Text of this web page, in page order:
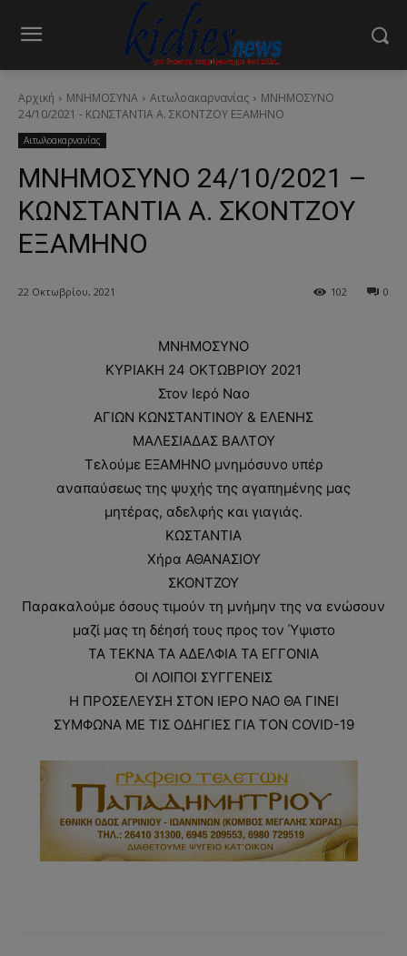
Αρχική ΜΝΗΜΟΣΥΝΑ Αιτωλοακαρνανίας
ΜΝΗΜΟΣΥΝΟ
24/10/2021 - ΚΩΝΣΤΑΝΤΙΑ Α. ΣΚΟΝΤΖΟΥ ΕΞΑΜΗΝΟ
Αιτωλοακαρνανίας
ΜΝΗΜΟΣΥΝΟ 24/10/2021 –
ΚΩΝΣΤΑΝΤΙΑ Α. ΣΚΟΝΤΖΟΥ
ΕΞΑΜΗΝΟ
22 Οκτωβρίου, 2021 0
102
ΜΝΗΜΟΣΥΝΟ
ΚΥΡΙΑΚΗ 24 ΟΚΤΩΒΡΙΟΥ 2021
Στον Ιερό Ναο
ΑΓΙΩΝ ΚΩΝΣΤΑΝΤΙΝΟΥ & ΕΛΕΝΗΣ
ΜΑΛΕΣΙΑΔΑΣ ΒΑΛΤΟΥ
Τελούμε ΕΞΑΜΗΝΟ μνημόσυνο υπέρ
αναπαύσεως της ψυχής της αγαπημένης μας
μητέρας, αδελφής και γιαγιάς.
ΚΩΣΤΑΝΤΙΑ
Χήρα ΑΘΑΝΑΣΙΟΥ
ΣΚΟΝΤΖΟΥ
Παρακαλούμε όσους τιμούν τη μνήμην της να ενώσουν
μαζί μας τη δέησή τους προς τον Ύψιστο
ΤΑ ΤΕΚΝΑ ΤΑ ΑΔΕΛΦΙΑ ΤΑ ΕΓΓΟΝΙΑ
ΟΙ ΛΟΙΠΟΙ ΣΥΓΓΕΝΕΙΣ
Η ΠΡΟΣΕΛΕΥΣΗ ΣΤΟΝ ΙΕΡΟ ΝΑΟ ΘΑ ΓΙΝΕΙ
ΣΥΜΦΩΝΑ ΜΕ ΤΙΣ ΟΔΗΓΙΕΣ ΓΙΑ ΤΟΝ COVID-19